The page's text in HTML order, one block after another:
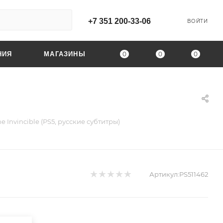
+7 351 200-33-06 ВОЙТИ
0 0 0
МАГАЗИНЫ
Invincible (PS5, русские субтитры)
Артикул:PS511462